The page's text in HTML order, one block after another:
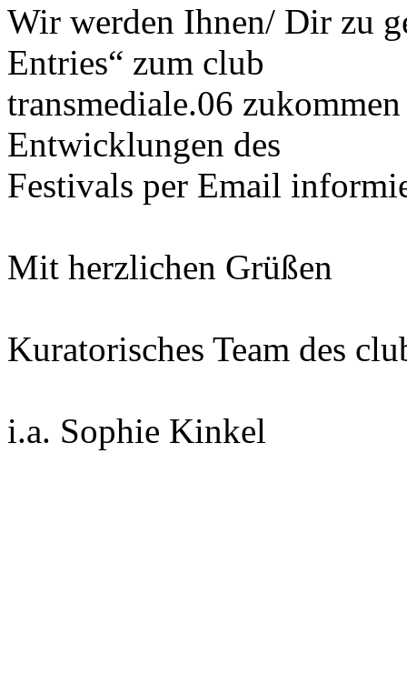
Wir werden Ihnen/ Dir zu
Entries“ zum club
transmediale.06
Entwicklungen des
Festivals per Email
Mit herzlichen Grüßen
Kuratorisches Team des
i.a. Sophie Kinkel